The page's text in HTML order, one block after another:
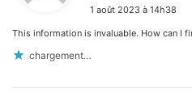
1 août 2023 à 14h38
This information is invaluable. How can I
chargement…